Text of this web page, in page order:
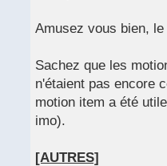
Amusez vous bien,
Sachez que les
n'étaient pas encore
motion item a été
imo).
[AUTRES]